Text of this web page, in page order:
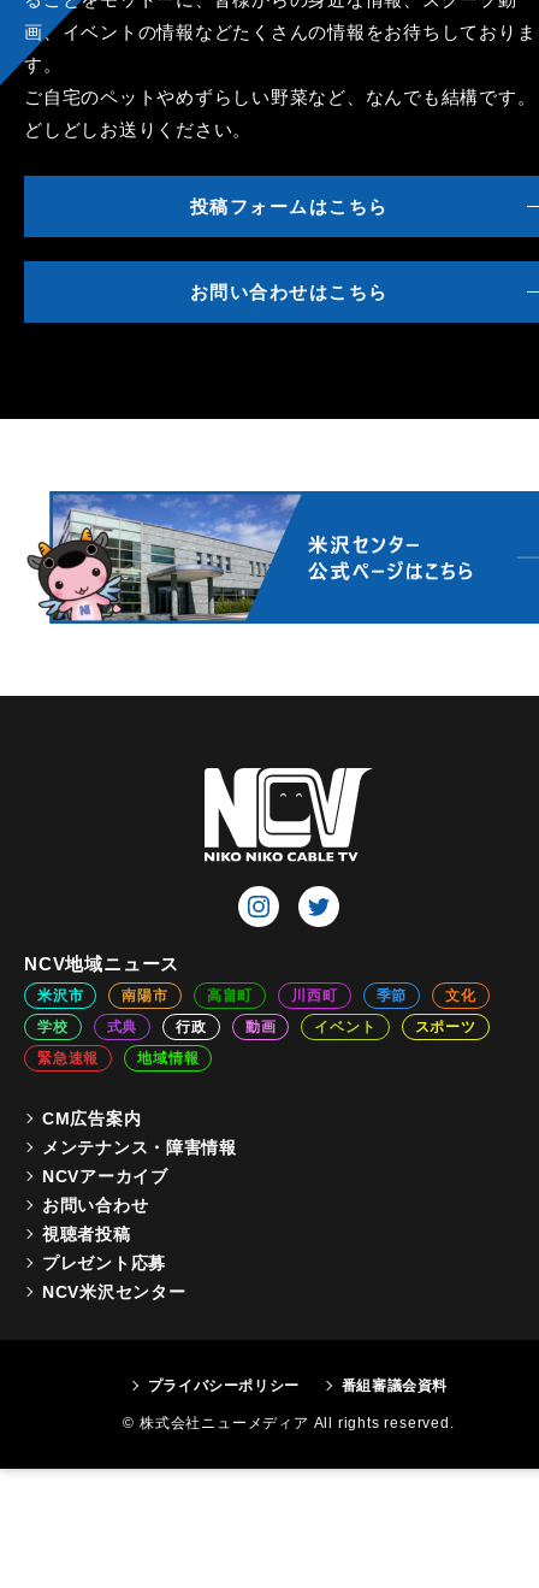
画、イベントの情報などたくさんの情報をお待ちしておりま
す。
ご自宅のペットやめずらしい野菜など、なんでも結構です。
どしどしお送りください。
投稿フォームはこちら
お問い合わせはこちら
NCV地域ニュース
米沢市 南陽市 高畠町 川西町 季節
文化
学校
式典 行政 動画 イベント
スポーツ
緊急速報
地域情報
CM広告案内
メンテナンス・障害情報
NCVアーカイブ
お問い合わせ
視聴者投稿
プレゼント応募
NCV米沢センター
プライバシーポリシー 番組審議会資料
© 株式会社ニューメディア All rights reserved.